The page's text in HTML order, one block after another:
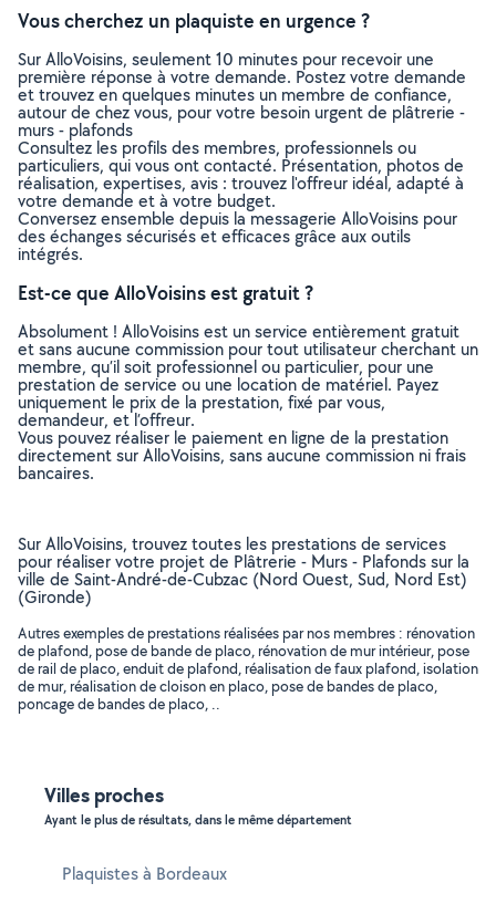
Vous cherchez un plaquiste en urgence ?
Sur AlloVoisins, seulement 10 minutes pour recevoir une
première réponse à votre demande. Postez votre demande
et trouvez en quelques minutes un membre de confiance,
autour de chez vous, pour votre besoin urgent de plâtrerie -
murs - plafonds
Consultez les profils des membres, professionnels ou
particuliers, qui vous ont contacté. Présentation, photos de
réalisation, expertises, avis : trouvez l'offreur idéal, adapté à
votre demande et à votre budget.
Conversez ensemble depuis la messagerie AlloVoisins pour
des échanges sécurisés et efficaces grâce aux outils
intégrés.
Est-ce que AlloVoisins est gratuit ?
Absolument ! AlloVoisins est un service entièrement gratuit
et sans aucune commission pour tout utilisateur cherchant un
membre, qu’il soit professionnel ou particulier, pour une
prestation de service ou une location de matériel. Payez
uniquement le prix de la prestation, fixé par vous,
demandeur, et l’offreur.
Vous pouvez réaliser le paiement en ligne de la prestation
directement sur AlloVoisins, sans aucune commission ni frais
bancaires.
Sur AlloVoisins, trouvez toutes les prestations de services
pour réaliser votre projet de Plâtrerie - Murs - Plafonds sur la
ville de Saint-André-de-Cubzac (Nord Ouest, Sud, Nord Est)
(Gironde)
Autres exemples de prestations réalisées par nos membres : rénovation
de plafond, pose de bande de placo, rénovation de mur intérieur, pose
de rail de placo, enduit de plafond, réalisation de faux plafond, isolation
de mur, réalisation de cloison en placo, pose de bandes de placo,
poncage de bandes de placo, ..
Villes proches
Ayant le plus de résultats, dans le même département
Plaquistes à Bordeaux